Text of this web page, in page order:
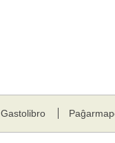
Gastolibro